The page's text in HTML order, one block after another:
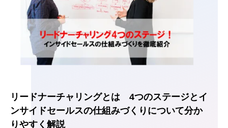
リードナーチャリングとは 4つのステージとイ
ンサイドセールスの仕組みづくりについて分か
りやすく解説